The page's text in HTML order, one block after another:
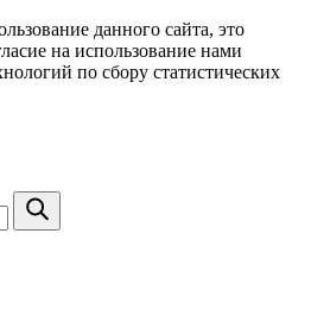
данного сайта, это
на использование нами
по сбору статистических